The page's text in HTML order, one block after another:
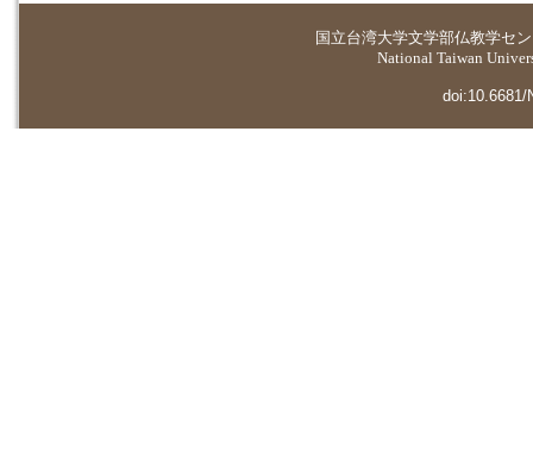
国立台湾大学文学部仏教学セ
National Taiwan
doi:10.6681/